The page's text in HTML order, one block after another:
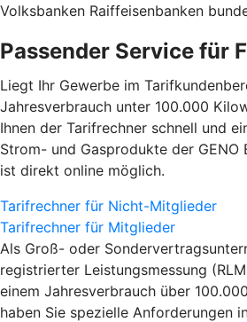
Volksbanken Raiffeisenbanken
Passender Service für
Liegt Ihr Gewerbe im
Jahresverbrauch unter 100.000
Ihnen der Tarifrechner schnell und
Strom- und Gasprodukte der GENO
ist direkt online möglich.
Tarifrechner für Nicht-Mitglieder
Tarifrechner für Mitglieder
Als Groß- oder
registrierter Leistungsmessung
einem Jahresverbrauch über
haben Sie spezielle Anforderungen